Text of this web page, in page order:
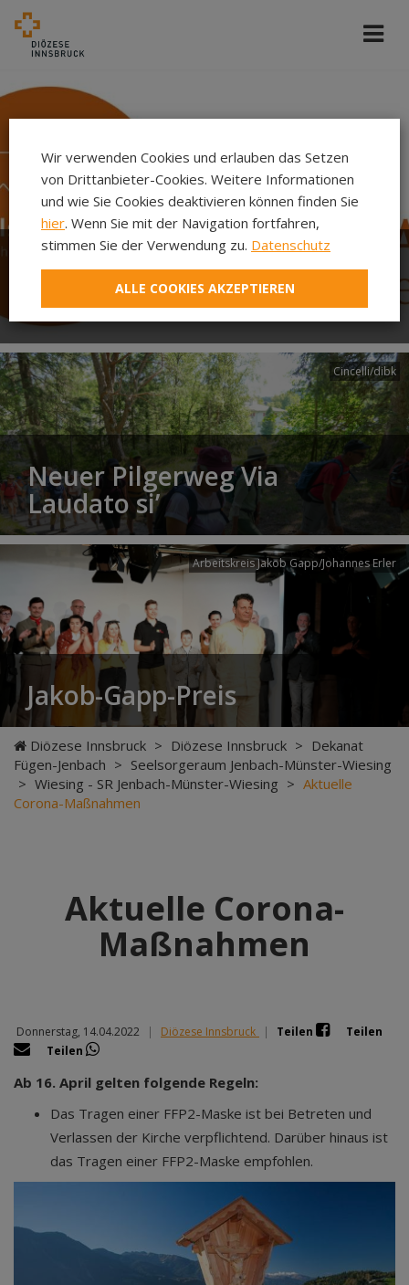
Der neue Sommer-Pfarrbrief
ist da!
Cincelli/dibk
Neuer Pilgerweg Via
Laudato si’
Arbeitskreis Jakob Gapp/Johannes Erler
Jakob-Gapp-Preis
Diözese Innsbruck > Diözese Innsbruck > Dekanat
Fügen-Jenbach > Seelsorgeraum Jenbach-Münster-Wiesing
> Wiesing - SR Jenbach-Münster-Wiesing > Aktuelle
Corona-Maßnahmen
Aktuelle Corona-
Maßnahmen
Donnerstag, 14.04.2022 | Diözese Innsbruck | Teilen
Teilen
Teilen
Ab 16. April gelten folgende Regeln:
Das Tragen einer FFP2-Maske ist bei Betreten und
Verlassen der Kirche verpflichtend. Darüber hinaus ist
das Tragen einer FFP2-Maske empfohlen.
Wir verwenden Cookies und erlauben das Setzen
von Drittanbieter-Cookies. Weitere Informationen
und wie Sie Cookies deaktivieren können finden Sie
hier. Wenn Sie mit der Navigation fortfahren,
stimmen Sie der Verwendung zu. Datenschutz
ALLE COOKIES AKZEPTIEREN